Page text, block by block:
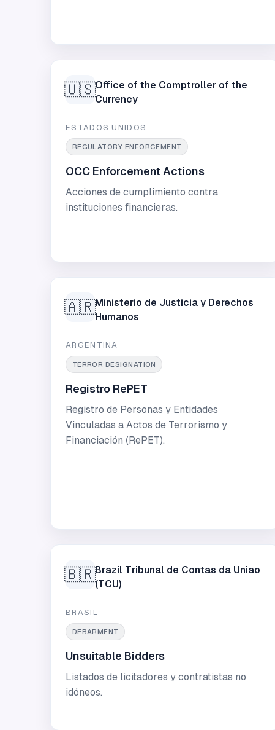
🇺🇸Office of the Comptroller of the
Currency
ESTADOS UNIDOS
REGULATORY ENFORCEMENT
OCC Enforcement Actions
Acciones de cumplimiento contra
instituciones financieras.
🇦🇷Ministerio de Justicia y Derechos
Humanos
ARGENTINA
TERROR DESIGNATION
Registro RePET
Registro de Personas y Entidades
Vinculadas a Actos de Terrorismo y
Financiación (RePET).
🇧🇷Brazil Tribunal de Contas da Uniao
(TCU)
BRASIL
DEBARMENT
Unsuitable Bidders
Listados de licitadores y contratistas no
idóneos.